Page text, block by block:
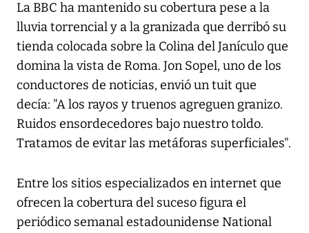
La BBC ha mantenido su cobertura pese a la
lluvia torrencial y a la granizada que derribó su
tienda colocada sobre la Colina del Janículo que
domina la vista de Roma. Jon Sopel, uno de los
conductores de noticias, envió un tuit que
decía: "A los rayos y truenos agreguen granizo.
Ruidos ensordecedores bajo nuestro toldo.
Tratamos de evitar las metáforas superficiales".
Entre los sitios especializados en internet que
ofrecen la cobertura del suceso figura el
periódico semanal estadounidense National